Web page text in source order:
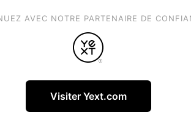
AVEC NOTRE PARTENAIRE DE
Visiter Yext.com